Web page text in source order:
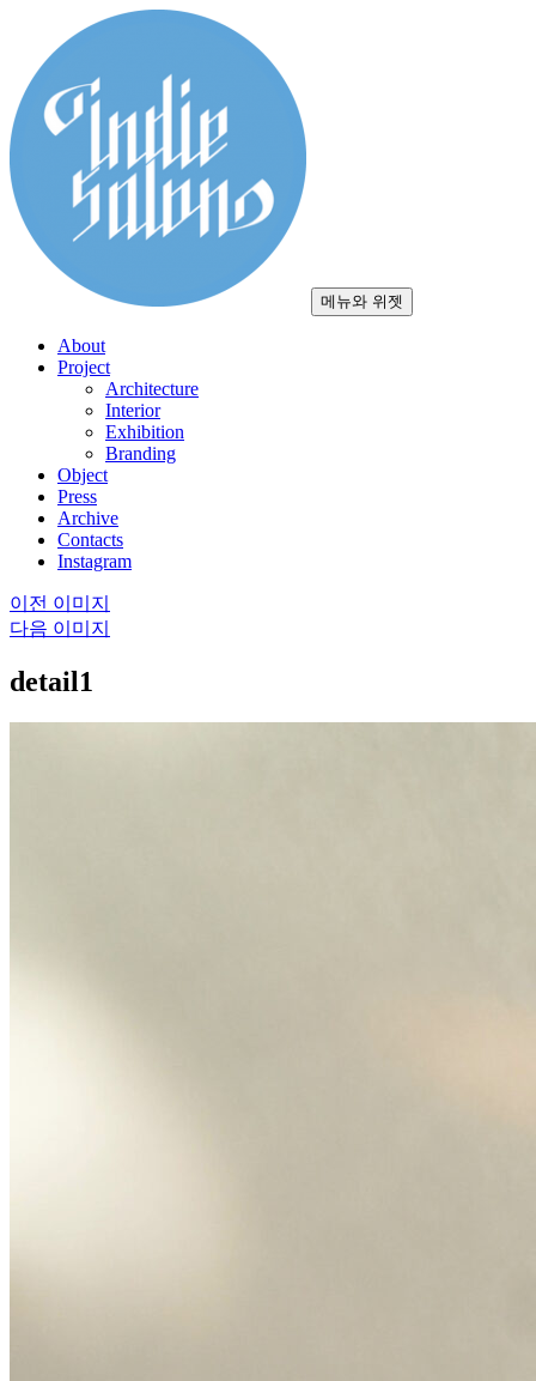
로
건
너
뛰
기
메뉴와 위젯
About
Project
Architecture
Interior
Exhibition
Branding
Object
Press
Archive
Contacts
Instagram
이전 이미지
다음 이미지
detail1